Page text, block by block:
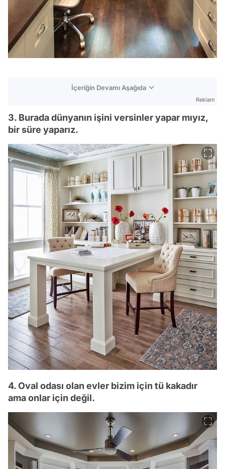
İçeriğin Devamı Aşağıda
Reklam
3. Burada dünyanın işini versinler yapar mıyız,
bir süre yaparız.
4. Oval odası olan evler bizim için tü kakadır
ama onlar için değil.